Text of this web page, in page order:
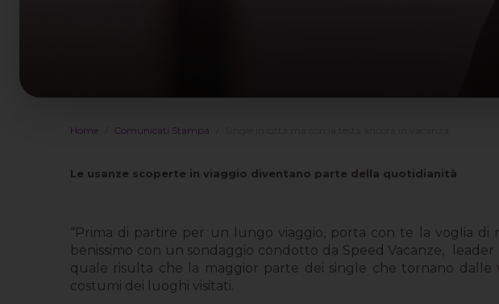
Home Comunicati Stampa
Le usanze scoperte in viaggio diventano parte della quotidianità
“Prima di partire per un lungo viaggio, porta con te la voglia di
benissimo con un sondaggio condotto da Speed Vacanze,
quale risulta che la maggior parte dei single che tornano dalle
costumi dei luoghi visitati.